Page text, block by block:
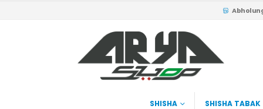
SHISHA SHISHA TABAK